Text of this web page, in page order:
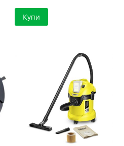
Купи